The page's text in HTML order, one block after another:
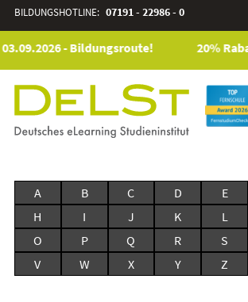
BILDUNGSHOTLINE: 07191 - 22986 - 0
- Bildungsroute! 20%
A B C D E
H
I J K L
O
P Q R S
V
W X Y Z